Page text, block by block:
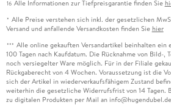
16 Alle Informationen zur Tiefpreisgarantie finden Sie
* Alle Preise verstehen sich inkl. der gesetzlichen
Versand und anfallende Versandkosten finden Sie hier
*** Alle online gekauften Versandartikel beinhalten ein
100 Tagen nach Kaufdatum. Die Rücknahme von Bild-,
noch versiegelter Ware möglich. Für in der Filiale
Rückgaberecht von 4 Wochen. Voraussetzung ist die
sich der Artikel in wiederverkaufsfähigem Zustand
weiterhin die gesetzliche Widerrufsfrist von 14 Tagen.
zu digitalen Produkten per Mail an